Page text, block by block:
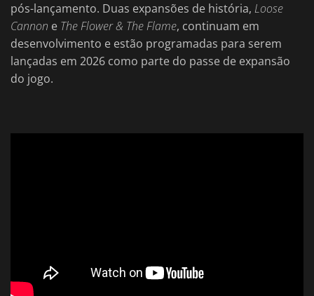
pós-lançamento. Duas expansões de história, Loose
Cannon e The Flower & The Flame, continuam em
desenvolvimento e estão programadas para serem
lançadas em 2026 como parte do passe de expansão
do jogo.